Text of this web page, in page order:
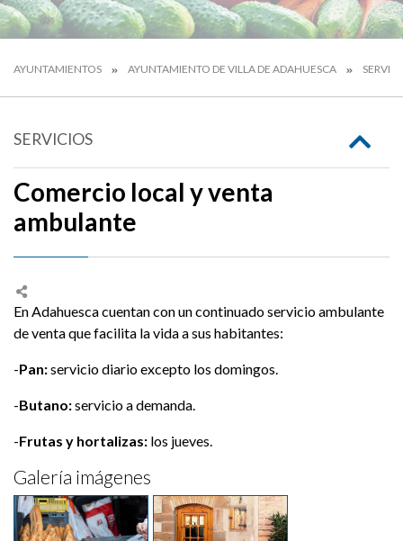
AYUNTAMIENTOS AYUNTAMIENTO DE VILLA DE ADAHUESCA
SERVICIOS
Comercio local y venta
ambulante
En Adahuesca cuentan con un continuado servicio ambulante
de venta que facilita la vida a sus habitantes:
-Pan:servicio diario excepto los domingos.
-Butano:servicio a demanda.
-Frutas y hortalizas: los jueves.
Galería imágenes